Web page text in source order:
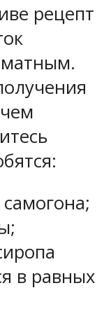
рецепт
в равных